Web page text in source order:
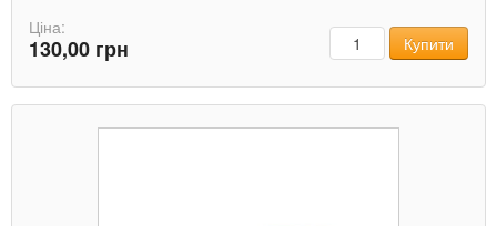
Ціна:
130,00 грн КількістьКупити